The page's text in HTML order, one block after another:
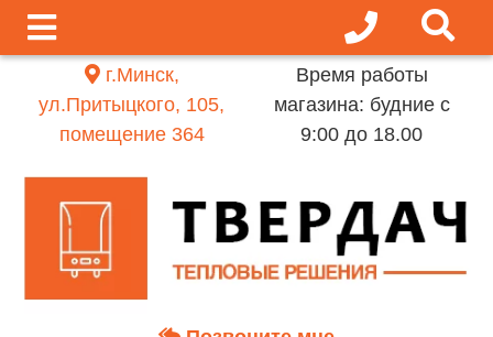
г.Минск,
ул.Притыцкого, 105,
помещение 364
Время работы
магазина: будние с
9:00 до 18.00